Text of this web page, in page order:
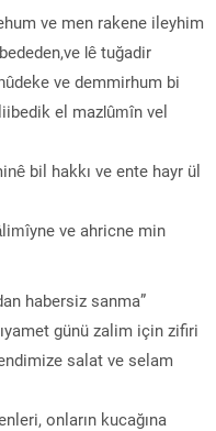
ve men rakene ileyhim
lê tuğadir
ve demmirhum bi
el mazlûmîn vel
bil hakkı ve ente hayr ül
ve ahricne min
habersiz sanma”
günü zalim için zifiri
salat ve selam
onların kucağına